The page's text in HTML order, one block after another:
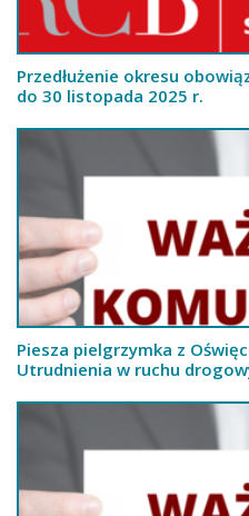
Przedłużenie okresu
do 30 listopada 2025 r.
Piesza pielgrzymka z
Utrudnienia w ruchu